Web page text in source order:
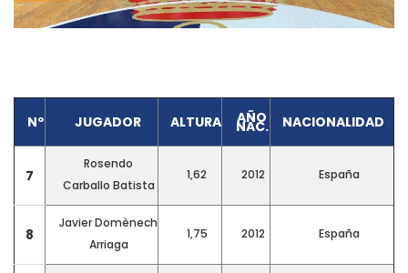
Nº JUGADOR ALTURA AÑO
NAC. NACIONALIDAD
7
Rosendo
Carballo Batista
1,62 2012 España
8
Javier Domènech
Arriaga
1,75 2012 España